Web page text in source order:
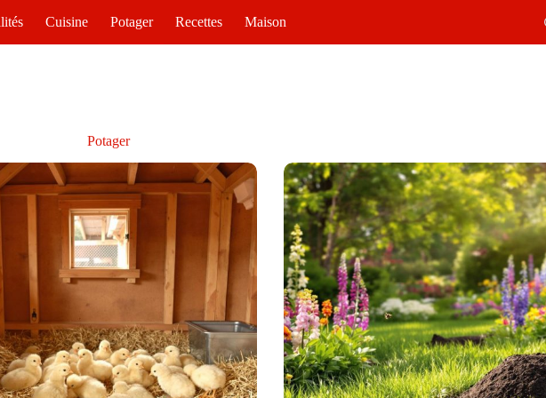
Cuisine Potager Recettes Maison
Potager